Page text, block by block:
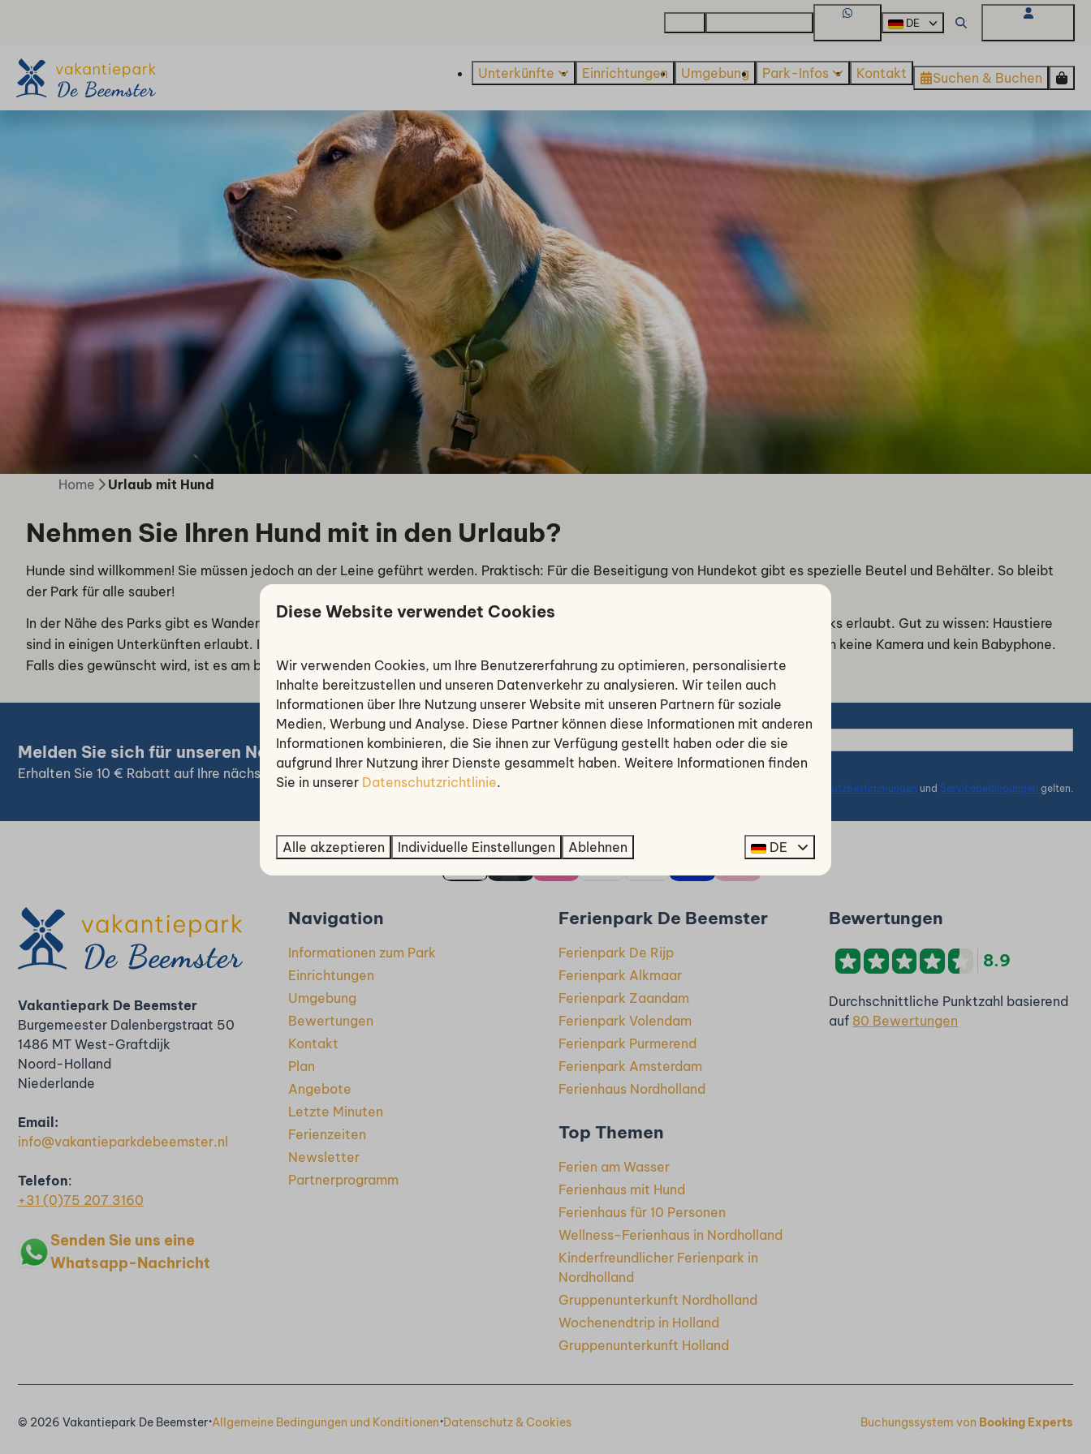
DE
Unterkünfte Einrichtungen Umgebung Park-Infos Kontakt Suchen & Buchen
Home Urlaub mit Hund
Nehmen Sie Ihren Hund mit in den Urlaub?
Hunde sind willkommen! Sie müssen jedoch an der Leine geführt werden. Praktisch: Für die Beseitigung von Hundekot gibt es spezielle Beutel und Behälter. So bleibt
der Park für alle sauber!
In der Nähe des Parks gibt es Wanderwege und Naturparks, die man mit dem Hund erkunden kann. Hunde sind im Wasser des Parks erlaubt. Gut zu wissen: Haustiere
sind in einigen Unterkünften erlaubt. In den Unterkünften gibt es keine Kiste, keine Hundedusche und keinen Teppich. Es gibt auch keine Kamera und kein Babyphone.
Falls dies gewünscht wird, ist es am besten, diese selbst mitzubringen.
Melden Sie sich für unseren Newsletter an
Erhalten Sie 10 € Rabatt auf Ihre nächste Buchung
Senden
Datenschutzbestimmungen und Servicebedingungen gelten.
Bezahl sicher
Vakantiepark De Beemster
Burgemeester Dalenbergstraat 50
1486 MT West-Graftdijk
Noord-Holland
Niederlande
Email:
info@vakantieparkdebeemster.nl
Telefon:
+31 (0)75 207 3160
Senden Sie uns eine
Whatsapp-Nachricht
Navigation
Informationen zum Park
Einrichtungen
Umgebung
Bewertungen
Kontakt
Plan
Angebote
Letzte Minuten
Ferienzeiten
Newsletter
Partnerprogramm
Ferienpark De Beemster
Ferienpark De Rijp
Ferienpark Alkmaar
Ferienpark Zaandam
Ferienpark Volendam
Ferienpark Purmerend
Ferienpark Amsterdam
Ferienhaus Nordholland
Top Themen
Ferien am Wasser
Ferienhaus mit Hund
Ferienhaus für 10 Personen
Wellness-Ferienhaus in Nordholland
Kinderfreundlicher Ferienpark in
Nordholland
Gruppenunterkunft Nordholland
Wochenendtrip in Holland
Gruppenunterkunft Holland
Bewertungen
8.9
Durchschnittliche Punktzahl basierend
auf 80 Bewertungen
© 2026 Vakantiepark De Beemster·Allgemeine Bedingungen und Konditionen·Datenschutz & Cookies Buchungssystem von Booking Experts
Diese Website verwendet Cookies
Wir verwenden Cookies, um Ihre Benutzererfahrung zu optimieren, personalisierte
Inhalte bereitzustellen und unseren Datenverkehr zu analysieren. Wir teilen auch
Informationen über Ihre Nutzung unserer Website mit unseren Partnern für soziale
Medien, Werbung und Analyse. Diese Partner können diese Informationen mit anderen
Informationen kombinieren, die Sie ihnen zur Verfügung gestellt haben oder die sie
aufgrund Ihrer Nutzung ihrer Dienste gesammelt haben. Weitere Informationen finden
Sie in unserer Datenschutzrichtlinie.
Alle akzeptieren Individuelle Einstellungen Ablehnen DE